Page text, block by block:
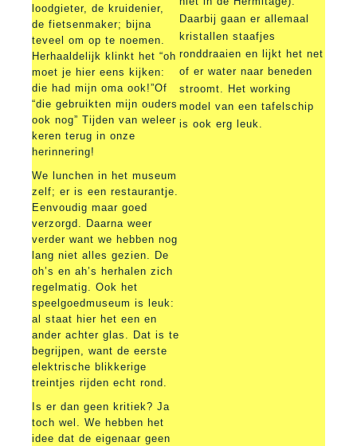
loodgieter, de kruidenier,
de fietsenmaker; bijna
teveel om op te noemen.
Herhaaldelijk klinkt het “oh
moet je hier eens kijken:
die had mijn oma ook!”Of
“die gebruikten mijn ouders
ook nog” Tijden van weleer
keren terug in onze
herinnering!
We lunchen in het museum
zelf; er is een restaurantje.
Eenvoudig maar goed
verzorgd. Daarna weer
verder want we hebben nog
lang niet alles gezien. De
oh’s en ah’s herhalen zich
regelmatig. Ook het
speelgoedmuseum is leuk:
al staat hier het een en
ander achter glas. Dat is te
begrijpen, want de eerste
elektrische blikkerige
treintjes rijden echt rond.
Is er dan geen kritiek? Ja
toch wel. We hebben het
idee dat de eigenaar geen
Daarbij gaan er allemaal
kristallen staafjes
ronddraaien en lijkt het net
of er water naar beneden
stroomt. Het working
model van een tafelschip
is ook erg leuk.